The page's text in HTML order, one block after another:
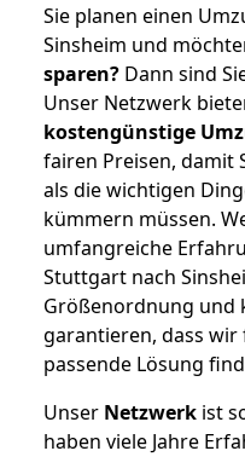
Sie planen einen
Sinsheim und
sparen? Dann sind
Unser Netzwerk
kostengünstige
fairen Preisen, damit
als die wichtigen
kümmern müssen.
umfangreiche
Stuttgart nach
Größenordnung und
garantieren, dass
passende Lösung
Unser Netzwerk ist
haben viele Jahre